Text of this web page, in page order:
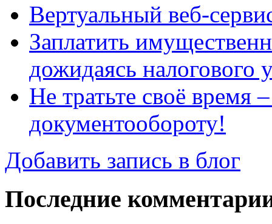
Вертуальный веб-
Заплатить
дожидаясь налогового
Не тратьте своё время
документообороту!
Добавить запись в блог
Последние